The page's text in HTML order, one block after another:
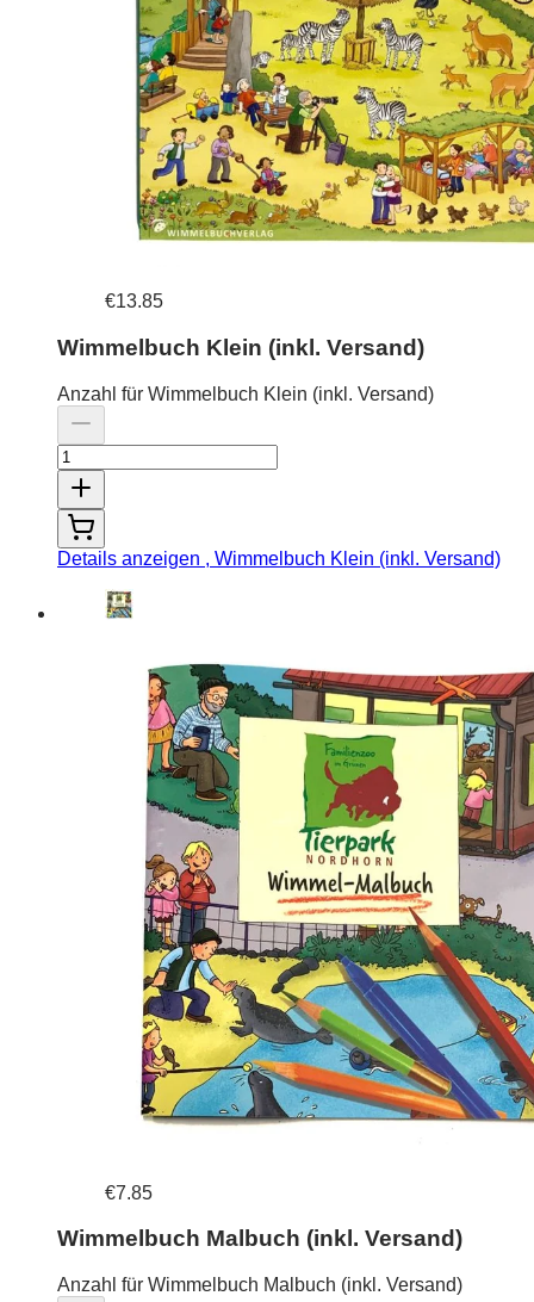
€13.85
Wimmelbuch Klein (inkl. Versand)
Anzahl für Wimmelbuch Klein (inkl. Versand)
Details anzeigen , Wimmelbuch Klein (inkl. Versand)
€7.85
Wimmelbuch Malbuch (inkl. Versand)
Anzahl für Wimmelbuch Malbuch (inkl. Versand)